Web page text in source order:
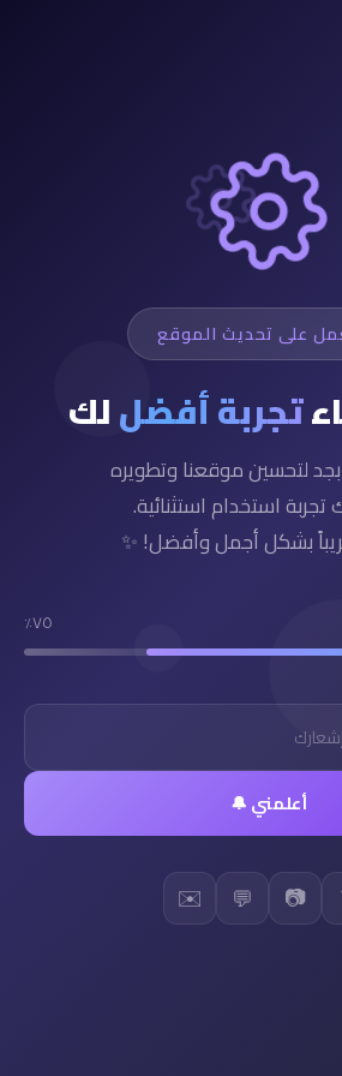
على تحديث الموقع
تجربة أفضللك
لتحسين موقعنا وتطويره
تجربة استخدام استثنائية.
بشكل أجمل وأفضل! ✨
٧٥٪
أعلمني 🔔
📷
💬
✉️